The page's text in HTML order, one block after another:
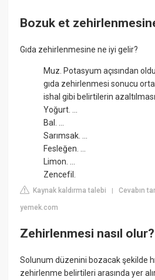
Bozuk et
Gıda zehirlenmesine ne iyi gelir?
Muz. Potasyum açısından
gıda zehirlenmesi sonucu
ishal gibi belirtilerin
Yoğurt. ...
Bal. ...
Sarımsak. ...
Fesleğen. ...
Limon. ...
Zencefil.
Kaynak kaldırma talebi |Cevabın
yemek.com
Zehirlenmesi nasıl olur?
Solunum düzenini bozacak şekilde
zehirlenme belirtileri arasında yer